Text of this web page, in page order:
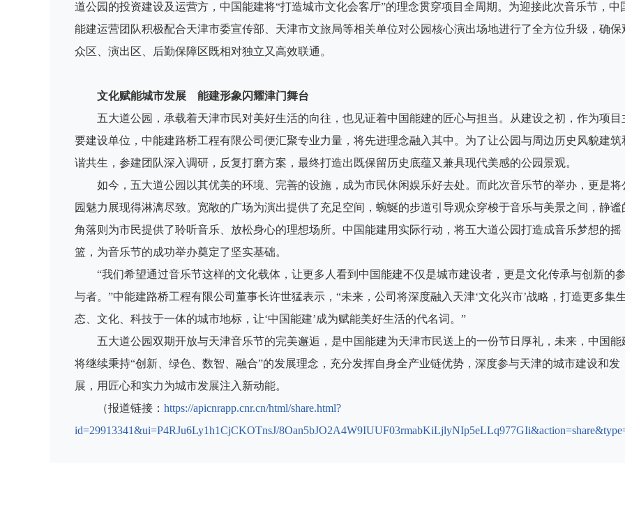
道公园的投资建设及运营方，中国能建将“打造城市文化会客厅”的理念贯穿项目全周期。为迎接此次音乐节，中
能建运营团队积极配合天津市委宣传部、天津市文旅局等相关单位对公园核心演出场地进行了全方位升级，确保
众区、演出区、后勤保障区既相对独立又高效联通。
文化赋能城市发展 能建形象闪耀津门舞台
五大道公园，承载着天津市民对美好生活的向往，也见证着中国能建的匠心与担当。从建设之初，作为项目
要建设单位，中能建路桥工程有限公司便汇聚专业力量，将先进理念融入其中。为了让公园与周边历史风貌建筑
谐共生，参建团队深入调研，反复打磨方案，最终打造出既保留历史底蕴又兼具现代美感的公园景观。
如今，五大道公园以其优美的环境、完善的设施，成为市民休闲娱乐好去处。而此次音乐节的举办，更是将
园魅力展现得淋漓尽致。宽敞的广场为演出提供了充足空间，蜿蜒的步道引导观众穿梭于音乐与美景之间，静谧
角落则为市民提供了聆听音乐、放松身心的理想场所。中国能建用实际行动，将五大道公园打造成音乐梦想的摇
篮，为音乐节的成功举办奠定了坚实基础。
“我们希望通过音乐节这样的文化载体，让更多人看到中国能建不仅是城市建设者，更是文化传承与创新的参
与者。”中能建路桥工程有限公司董事长许世猛表示，“未来，公司将深度融入天津‘文化兴市’战略，打造更多集
态、文化、科技于一体的城市地标，让‘中国能建’成为赋能美好生活的代名词。”
五大道公园双期开放与天津音乐节的完美邂逅，是中国能建为天津市民送上的一份节日厚礼，未来，中国能
将继续秉持“创新、绿色、数智、融合”的发展理念，充分发挥自身全产业链优势，深度参与天津的城市建设和发
展，用匠心和实力为城市发展注入新动能。
（报道链接： https://apicnrapp.cnr.cn/html/share.html?
id=29913341&ui=P4RJu6Ly1h1CjCKOTnsJ/